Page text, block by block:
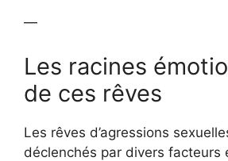
—
Les racines
de ces rêves
Les rêves d’agressions
déclenchés par divers facteurs